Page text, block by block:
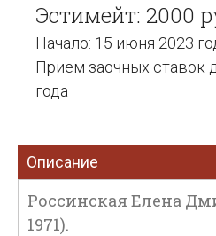
Эстимейт: 2000
Начало: 15 июня 2023
Прием заочных ставок
года
Описание
Россинская Елена
1971).